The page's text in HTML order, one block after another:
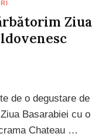
Ziua
de o degustare de
Basarabiei cu o
Chateau …